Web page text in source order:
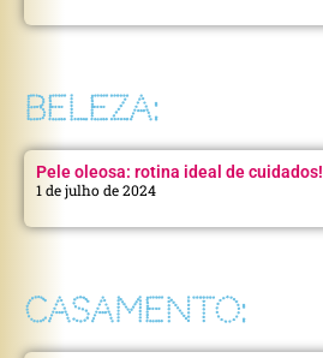
BELEZA:
Pele oleosa: rotina ideal de cuidados!
1 de julho de 2024
CASAMENTO: